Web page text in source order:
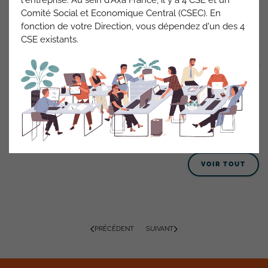
droite, vous nous aiderez à mieux étayer nos revendications.
Notre quotidien c’est de penser à vous, encouragez-nous en
soutenant la CFDT.
Christophe Vercoutère
Je participe !
ACTUALITÉS AXA FRANCE
VOIR TOUT
PRÉCÉDENT SUIVANT
Comité Social et Economique Central (CSEC). En
fonction de votre Direction, vous dépendez d'un des 4
CSE existants.